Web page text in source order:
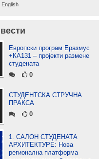
English
Европски програм Еразмус
+КА131 – пројекти размене
студената
0
СТУДЕНТСКА СТРУЧНА
ПРАКСА
0
1. САЛОН СТУДЕНАТА
АРХИТЕКТУРЕ: Нова
регионална платформа